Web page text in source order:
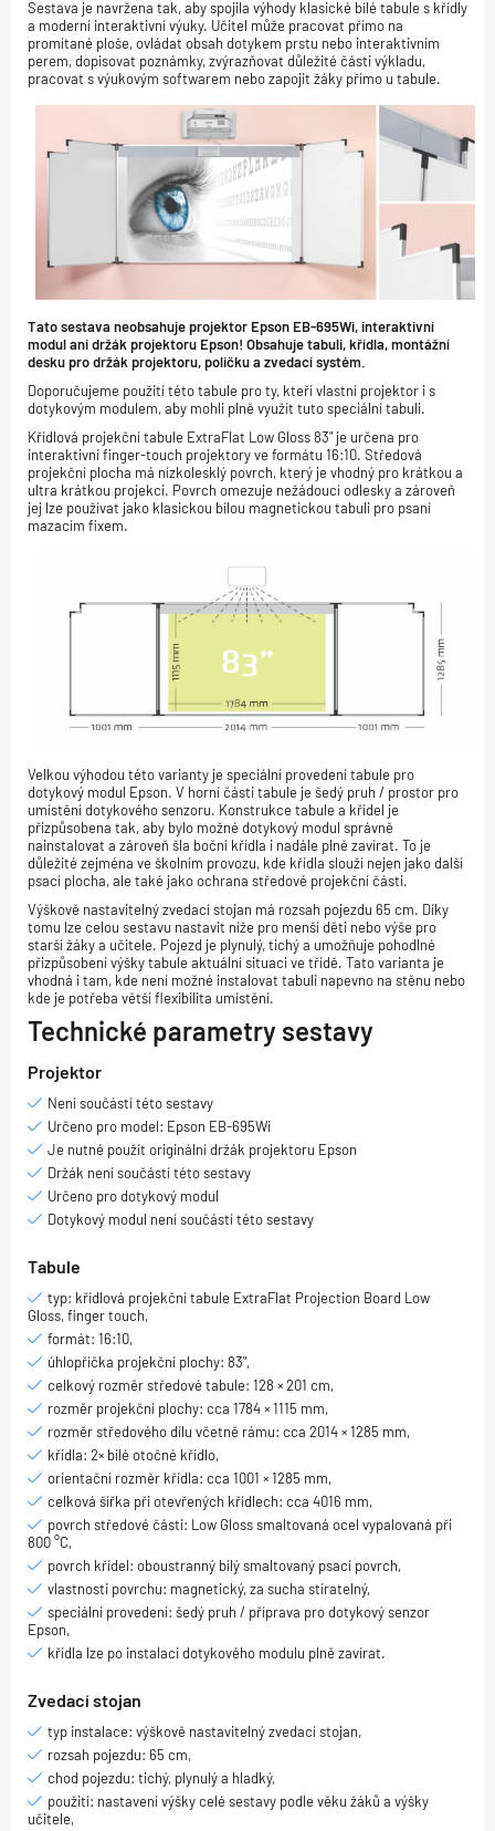
Sestava je navržena tak, aby spojila výhody klasické bílé tabule s křídly
a moderní interaktivní výuky. Učitel může pracovat přímo na
promítané ploše, ovládat obsah dotykem prstu nebo interaktivním
perem, dopisovat poznámky, zvýrazňovat důležité části výkladu,
pracovat s výukovým softwarem nebo zapojit žáky přímo u tabule.
Tato sestava neobsahuje projektor Epson EB-695Wi, interaktivní
modul ani držák projektoru Epson! Obsahuje tabuli, křídla, montážní
desku pro držák projektoru, poličku a zvedací systém.
Doporučujeme použití této tabule pro ty, kteří vlastní projektor i s
dotykovým modulem, aby mohli plně využít tuto speciální tabuli.
Křídlová projekční tabule ExtraFlat Low Gloss 83" je určena pro
interaktivní finger-touch projektory ve formátu 16:10. Středová
projekční plocha má nízkolesklý povrch, který je vhodný pro krátkou a
ultra krátkou projekci. Povrch omezuje nežádoucí odlesky a zároveň
jej lze používat jako klasickou bílou magnetickou tabuli pro psaní
mazacím fixem.
Velkou výhodou této varianty je speciální provedení tabule pro
dotykový modul Epson. V horní části tabule je šedý pruh / prostor pro
umístění dotykového senzoru. Konstrukce tabule a křídel je
přizpůsobena tak, aby bylo možné dotykový modul správně
nainstalovat a zároveň šla boční křídla i nadále plně zavírat. To je
důležité zejména ve školním provozu, kde křídla slouží nejen jako další
psací plocha, ale také jako ochrana středové projekční části.
Výškově nastavitelný zvedací stojan má rozsah pojezdu 65 cm. Díky
tomu lze celou sestavu nastavit níže pro menší děti nebo výše pro
starší žáky a učitele. Pojezd je plynulý, tichý a umožňuje pohodlné
přizpůsobení výšky tabule aktuální situaci ve třídě. Tato varianta je
vhodná i tam, kde není možné instalovat tabuli napevno na stěnu nebo
kde je potřeba větší flexibilita umístění.
Technické parametry sestavy
Projektor
Není součástí této sestavy
Určeno pro model: Epson EB-695Wi
Je nutné použít originální držák projektoru Epson
Držák není součástí této sestavy
Určeno pro dotykový modul
Dotykový modul není součástí této sestavy
Tabule
typ: křídlová projekční tabule ExtraFlat Projection Board Low
Gloss, finger touch,
formát: 16:10,
úhlopříčka projekční plochy: 83",
celkový rozměr středové tabule: 128 × 201 cm,
rozměr projekční plochy: cca 1784 × 1115 mm,
rozměr středového dílu včetně rámu: cca 2014 × 1285 mm,
křídla: 2× bílé otočné křídlo,
orientační rozměr křídla: cca 1001 × 1285 mm,
celková šířka při otevřených křídlech: cca 4016 mm,
povrch středové části: Low Gloss smaltovaná ocel vypalovaná při
800 °C,
povrch křídel: oboustranný bílý smaltovaný psací povrch,
vlastnosti povrchu: magnetický, za sucha stíratelný,
speciální provedení: šedý pruh / příprava pro dotykový senzor
Epson,
křídla lze po instalaci dotykového modulu plně zavírat.
Zvedací stojan
typ instalace: výškově nastavitelný zvedací stojan,
rozsah pojezdu: 65 cm,
chod pojezdu: tichý, plynulý a hladký,
použití: nastavení výšky celé sestavy podle věku žáků a výšky
učitele,